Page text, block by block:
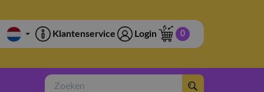
Klantenservice Login 0
Zoeken